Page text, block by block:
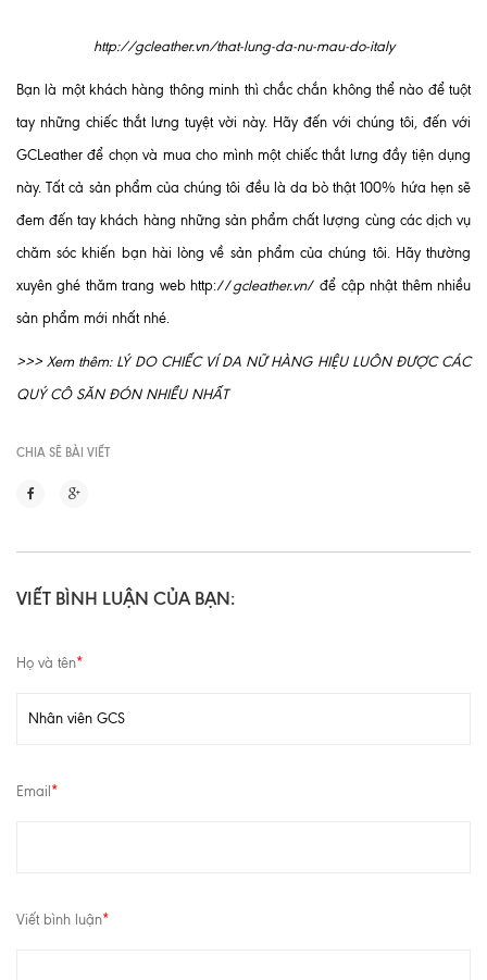
http://gcleather.vn/that-lung-da-nu-mau-do-italy
Bạn là một khách hàng thông minh thì chắc chắn không thể nào để tuột
tay những chiếc thắt lưng tuyệt vời này. Hãy đến với chúng tôi, đến với
GCLeather để chọn và mua cho mình một chiếc thắt lưng đầy tiện dụng
này. Tất cả sản phẩm của chúng tôi đều là da bò thật 100% hứa hẹn sẽ
đem đến tay khách hàng những sản phẩm chất lượng cùng các dịch vụ
chăm sóc khiến bạn hài lòng về sản phẩm của chúng tôi. Hãy thường
xuyên ghé thăm trang web http://gcleather.vn/ để cập nhật thêm nhiều
sản phẩm mới nhất nhé.
>>> Xem thêm: LÝ DO CHIẾC VÍ DA NỮ HÀNG HIỆU LUÔN ĐƯỢC CÁC
QUÝ CÔ SĂN ĐÓN NHIỀU NHẤT
CHIA SẼ BÀI VIẾT
VIẾT BÌNH LUẬN CỦA BẠN:
Họ và tên*
Email *
Viết bình luận*